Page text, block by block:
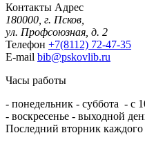
Контакты Адрес
180000, г. Псков,
ул. Профсоюзная, д. 2
Телефон +7(8112) 72-47-35
E-mail bib@pskovlib.ru
Часы работы
- понедельник - суббота - с
- воскресенье - выходной
Последний вторник